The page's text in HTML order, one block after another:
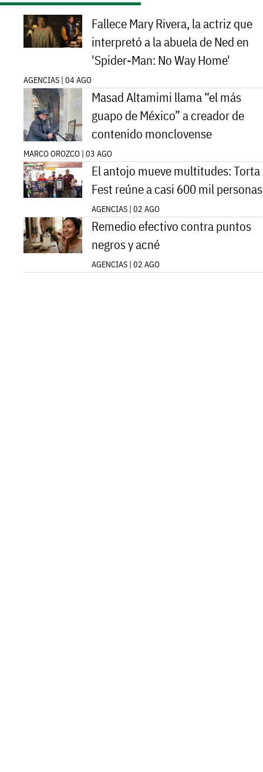
Fallece Mary Rivera, la actriz que
interpretó a la abuela de Ned en
'Spider-Man: No Way Home'
AGENCIAS | 04 AGO
Masad Altamimi llama “el más
guapo de México” a creador de
contenido monclovense
MARCO OROZCO | 03 AGO
El antojo mueve multitudes: Torta
Fest reúne a casi 600 mil personas
AGENCIAS | 02 AGO
Remedio efectivo contra puntos
negros y acné
AGENCIAS | 02 AGO